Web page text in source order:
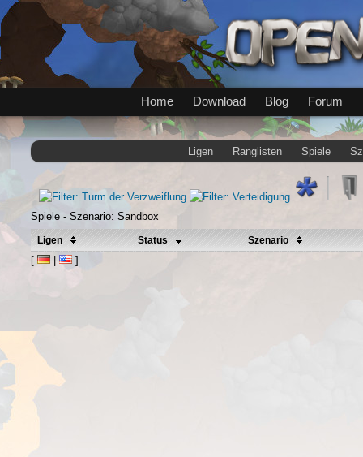
Home Download Blog Forum
Ligen Ranglisten Spiele
Spiele - Szenario: Sandbox
Ligen Status Szenario
[ | ]